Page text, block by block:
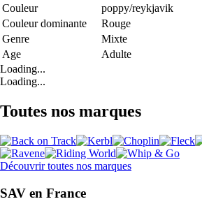
Couleur
poppy/reykjavik
Couleur dominante
Rouge
Genre
Mixte
Age
Adulte
Loading...
Loading...
Toutes nos marques
Découvrir toutes nos marques
SAV en France